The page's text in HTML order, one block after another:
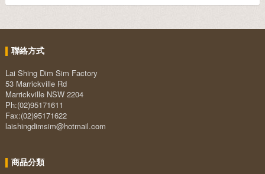
聯絡方式
Lai Shing Dim Sim Factory
53 Marrickville Rd
Marrickville NSW 2204
Ph:(02)95171611
Fax:(02)95171622
laishingdimsim@hotmail.com
商品分類